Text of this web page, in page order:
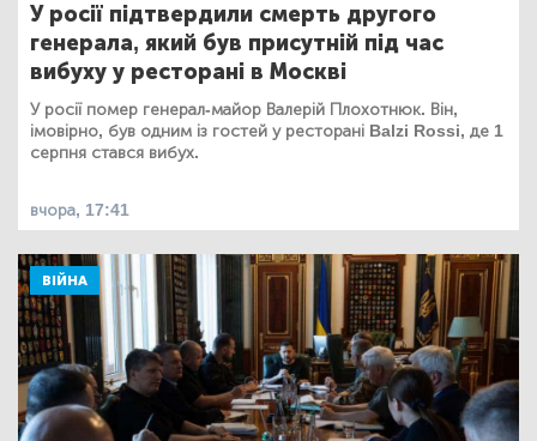
У росії підтвердили смерть другого
генерала, який був присутній під час
вибуху у ресторані в Москві
У росії помер генерал-майор Валерій Плохотнюк. Він,
імовірно, був одним із гостей у ресторані Balzi Rossi, де 1
серпня стався вибух.
вчора, 17:41
ВІЙНА